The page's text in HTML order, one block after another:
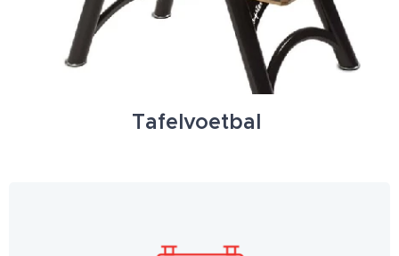
Tafelvoetbal